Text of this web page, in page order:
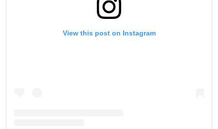
View this post on Instagram